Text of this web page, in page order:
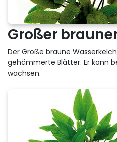
Großer
Der Große braune
gehämmerte Blätter. Er kann
wachsen.